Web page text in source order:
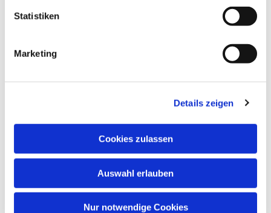
Statistiken
Marketing
Details zeigen
Cookies zulassen
Auswahl erlauben
Nur notwendige Cookies
Was Tun Wenn